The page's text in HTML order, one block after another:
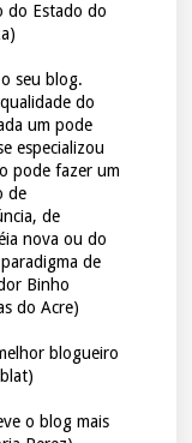
do Estado do
seu blog.
do
um pode
especializou
pode fazer um
de
de
nova ou do
de
Binho
do Acre)
blogueiro
o blog mais